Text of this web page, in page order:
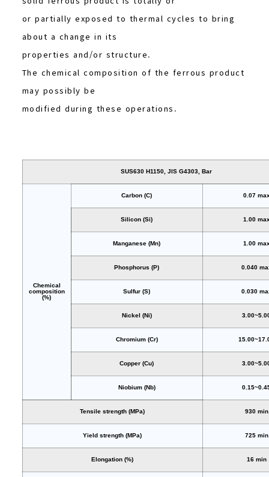
or partially exposed to thermal cycles to bring
about a change in its
properties and/or structure.
The chemical composition of the ferrous product
may possibly be
modified during these operations.
SUS630 H1150, JIS G4303, Bar
Chemical
composition
(%)
Carbon (C) 0.07
Silicon (Si) 1.00
Manganese (Mn) 1.00
Phosphorus (P) 0.040
Sulfur (S) 0.030
Nickel (Ni)
Chromium (Cr)
Copper (Cu)
Niobium (Nb)
Tensile strength (MPa) 930 min
Yield strength (MPa) 725 min
Elongation (%) 16 min